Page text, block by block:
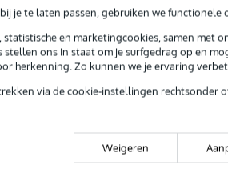
je te laten passen, gebruiken we functionele
en marketingcookies, samen met
ons in staat om je surfgedrag op en
herkenning. Zo kunnen we je ervaring
via de cookie-instellingen rechtsonder
Weigeren
truss naadloos kunt combineren met je bestaande